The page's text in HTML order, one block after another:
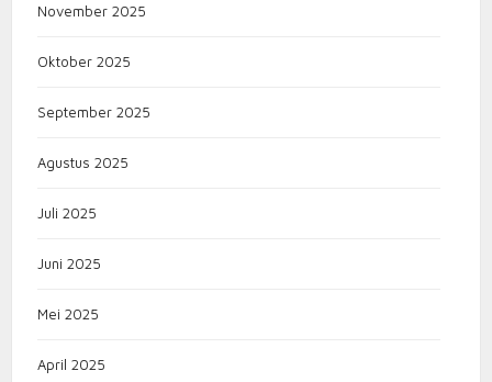
November 2025
Oktober 2025
September 2025
Agustus 2025
Juli 2025
Juni 2025
Mei 2025
April 2025